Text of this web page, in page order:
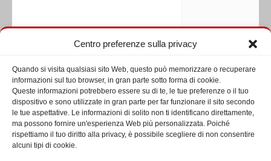
Centro preferenze sulla privacy
Quando si visita qualsiasi sito Web, questo può memorizzare o recuperare
informazioni sul tuo browser, in gran parte sotto forma di cookie.
Queste informazioni potrebbero essere su di te, le tue preferenze o il tuo
dispositivo e sono utilizzate in gran parte per far funzionare il sito secondo
le tue aspettative. Le informazioni di solito non ti identificano direttamente,
ma possono fornire un'esperienza Web più personalizzata. Poiché
rispettiamo il tuo diritto alla privacy, è possibile scegliere di non consentire
alcuni tipi di cookie.